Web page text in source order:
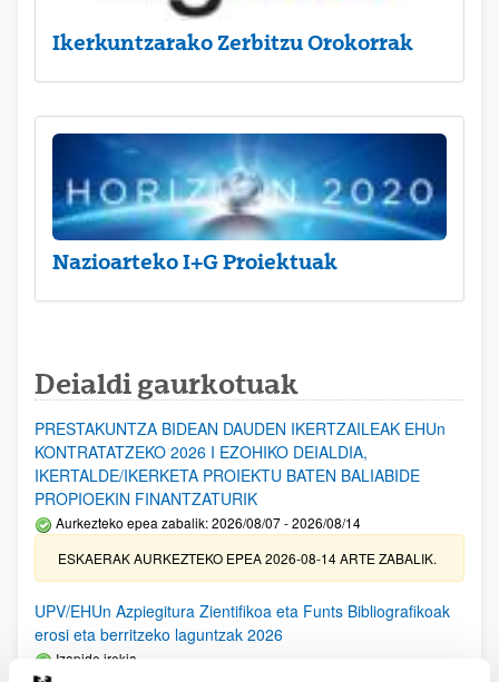
Ikerkuntzarako Zerbitzu Orokorrak
Nazioarteko I+G Proiektuak
Deialdi gaurkotuak
PRESTAKUNTZA BIDEAN DAUDEN IKERTZAILEAK EHUn
KONTRATATZEKO 2026 I EZOHIKO DEIALDIA,
IKERTALDE/IKERKETA PROIEKTU BATEN BALIABIDE
PROPIOEKIN FINANTZATURIK
Aurkezteko epea zabalik: 2026/08/07 - 2026/08/14
ESKAERAK AURKEZTEKO EPEA 2026-08-14 ARTE ZABALIK.
UPV/EHUn Azpiegitura Zientifikoa eta Funts Bibliografikoak
erosi eta berritzeko laguntzak 2026
Izapide irekia